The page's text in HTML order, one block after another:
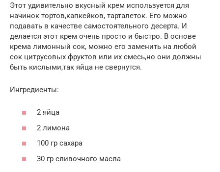
Этот удивительно вкусный крем используется для
начинок тортов,капкейков, тарталеток. Его можно
подавать в качестве самостоятельного десерта. И
делается этот крем очень просто и быстро. В основе
крема лимонный сок, можно его заменить на любой
сок цитрусовых фруктов или их смесь,но они должны
быть кислыми,так яйца не свернутся.
Ингредиенты:
2 яйца
2 лимона
100 гр сахара
30 гр сливочного масла